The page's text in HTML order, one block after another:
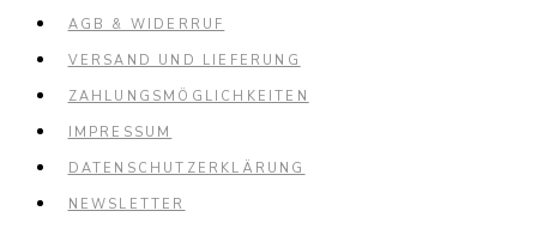
AGB & WIDERRUF
VERSAND UND LIEFERUNG
ZAHLUNGSMÖGLICHKEITEN
IMPRESSUM
DATENSCHUTZERKLÄRUNG
NEWSLETTER